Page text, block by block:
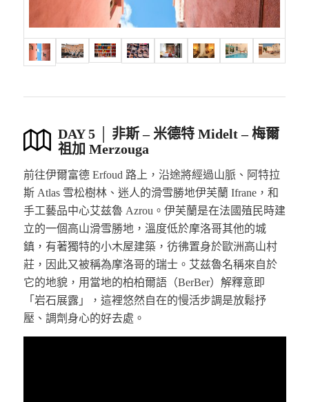
DAY 5 │ 非斯 – 米德特 Midelt – 梅爾
祖加 Merzouga
前往伊爾富德 Erfoud 路上，沿途將經過山脈、阿特拉
斯 Atlas 雪松樹林、迷人的滑雪勝地伊芙蘭 Ifrane，和
手工藝品中心艾兹魯 Azrou。伊芙蘭是在法國殖民時建
立的一個高山滑雪勝地，溫度低於摩洛哥其他的城
鎮，有著獨特的小木屋建築，彷彿置身於歐洲高山村
莊，因此又被稱為摩洛哥的瑞士。艾兹魯名稱來自於
它的地貌，用當地的柏柏爾語（BerBer）解釋意即
「岩石展露」，這裡悠然自在的慢活步調是放鬆抒
壓、調劑身心的好去處。